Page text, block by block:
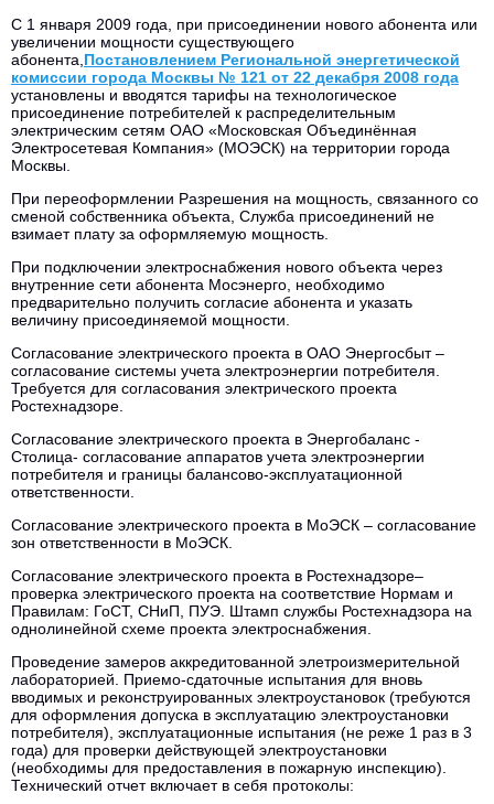
С 1 января 2009 года, при присоединении нового абонента или
увеличении мощности существующего
абонента, Постановлением Региональной энергетической
комиссии города Москвы № 121 от 22 декабря 2008 года
установлены и вводятся тарифы на технологическое
присоединение потребителей к распределительным
электрическим сетям ОАО «Московская Объединённая
Электросетевая Компания» (МОЭСК) на территории города
Москвы.
При переоформлении Разрешения на мощность, связанного со
сменой собственника объекта, Служба присоединений не
взимает плату за оформляемую мощность.
При подключении электроснабжения нового объекта через
внутренние сети абонента Мосэнерго, необходимо
предварительно получить согласие абонента и указать
величину присоединяемой мощности.
Согласование электрического проекта в ОАО Энергосбыт –
согласование системы учета электроэнергии потребителя.
Требуется для согласования электрического проекта
Ростехнадзоре.
Согласование электрического проекта в Энергобаланс -
Столица- согласование аппаратов учета электроэнергии
потребителя и границы балансово-эксплуатационной
ответственности.
Согласование электрического проекта в МоЭСК – согласование
зон ответственности в МоЭСК.
Согласование электрического проекта в Ростехнадзоре–
проверка электрического проекта на соответствие Нормам и
Правилам: ГоСТ, СНиП, ПУЭ. Штамп службы Ростехнадзора на
однолинейной схеме проекта электроснабжения.
Проведение замеров аккредитованной элетроизмерительной
лабораторией. Приемо-сдаточные испытания для вновь
вводимых и реконструированных электроустановок (требуются
для оформления допуска в эксплуатацию электроустановки
потребителя), эксплуатационные испытания (не реже 1 раз в 3
года) для проверки действующей электроустановки
(необходимы для предоставления в пожарную инспекцию).
Технический отчет включает в себя протоколы: